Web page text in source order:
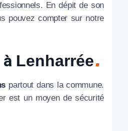
En dépit de son
pouvez compter sur notre
Lenharrée
partout dans la commune.
est un moyen de sécurité